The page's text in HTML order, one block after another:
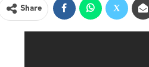
Share